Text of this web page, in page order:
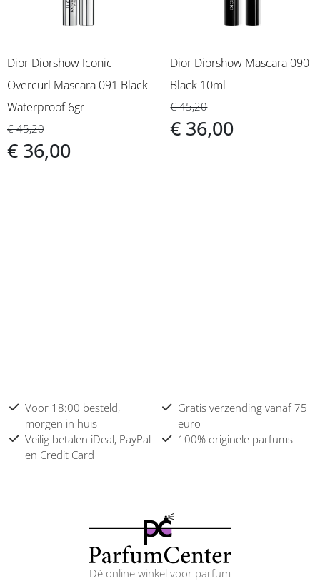
Dior Diorshow Iconic
Overcurl Mascara 091 Black
Waterproof 6gr
€ 45,20
€ 36,00
Dior Diorshow Mascara 090
Black 10ml
€ 45,20
€ 36,00
Voor 18:00 besteld,
morgen in huis
Gratis verzending vanaf 75
euro
Veilig betalen iDeal, PayPal
en Credit Card
100% originele parfums
Dé online winkel voor parfum